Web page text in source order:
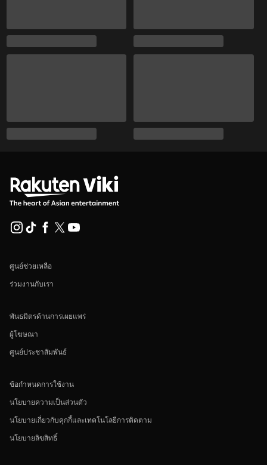
ศูนย์ช่วยเหลือ
ร่วมงานกับเรา
พันธมิตรด้านการเผยแพร่
ผู้โฆษณา
ศูนย์ประชาสัมพันธ์
ข้อกำหนดการใช้งาน
นโยบายความเป็นส่วนตัว
นโยบายเกี่ยวกับคุกกี้และเทคโนโลยีการติดตาม
นโยบายลิขสิทธิ์